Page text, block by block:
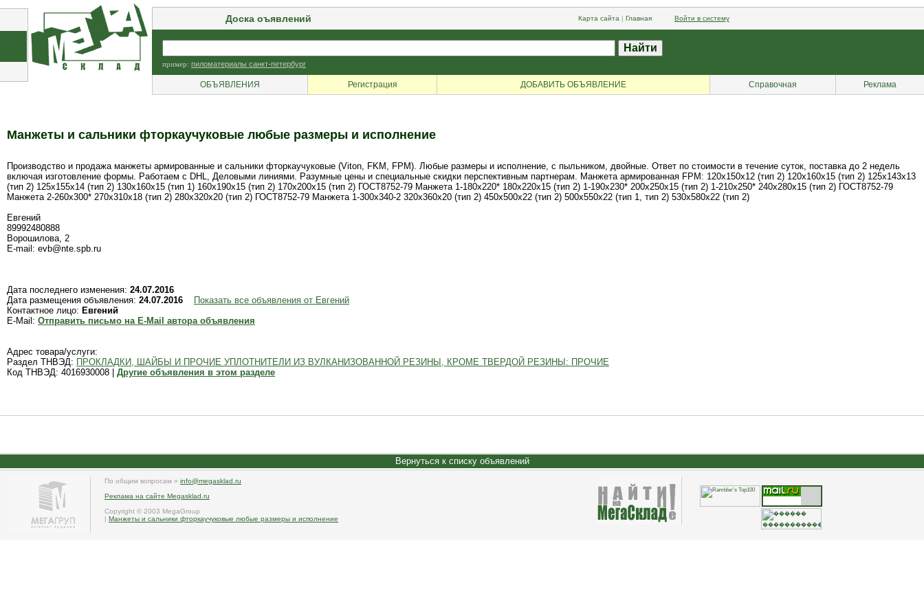
Доска оъявлений Карта сайта | Главная Войти в систему
пример: пиломатериалы санкт-петербург
ОБЪЯВЛЕНИЯ Регистрация ДОБАВИТЬ ОБЪЯВЛЕНИЕ Справочная Реклама
Манжеты и сальники фторкаучуковые любые размеры и исполнение
Производство и продажа манжеты армированные и сальники фторкаучуковые (Viton, FKM, FPM). Любые размеры и исполнение, с пыльником, двойные. Ответ по стоимости в течение суток, поставка до 2 недель
включая изготовление формы. Работаем с DHL, Деловыми линиями. Разумные цены и специальные скидки перспективным партнерам. Манжета армированная FPM: 120х150х12 (тип 2) 120х160х15 (тип 2) 125х143х13
(тип 2) 125х155х14 (тип 2) 130х160х15 (тип 1) 160х190х15 (тип 2) 170х200х15 (тип 2) ГОСТ8752-79 Манжета 1-180х220* 180х220х15 (тип 2) 1-190х230* 200х250х15 (тип 2) 1-210х250* 240х280х15 (тип 2) ГОСТ8752-79
Манжета 2-260х300* 270х310х18 (тип 2) 280х320х20 (тип 2) ГОСТ8752-79 Манжета 1-300х340-2 320х360х20 (тип 2) 450х500х22 (тип 2) 500х550х22 (тип 1, тип 2) 530х580х22 (тип 2)
Евгений
89992480888
Ворошилова, 2
E-mail: evb@nte.spb.ru
Дата последнего изменения: 24.07.2016
Дата размещения объявления: 24.07.2016
Показать все объявления от Евгений
Контактное лицо: Евгений
E-Mail: Отправить письмо на E-Mail автора объявления
Адрес товара/услуги:
Раздел ТНВЭД: ПРОКЛАДКИ, ШАЙБЫ И ПРОЧИЕ УПЛОТНИТЕЛИ ИЗ ВУЛКАНИЗОВАННОЙ РЕЗИНЫ, КРОМЕ ТВЕРДОЙ РЕЗИНЫ: ПРОЧИЕ
Код ТНВЭД: 4016930008 | Другие объявления в этом разделе
Вернуться к списку объявлений
По общим вопросам » info@megasklad.ru
Реклама на сайте Megasklad.ru
Copyright © 2003 MegaGroup
| Манжеты и сальники фторкаучуковые любые размеры и исполнение